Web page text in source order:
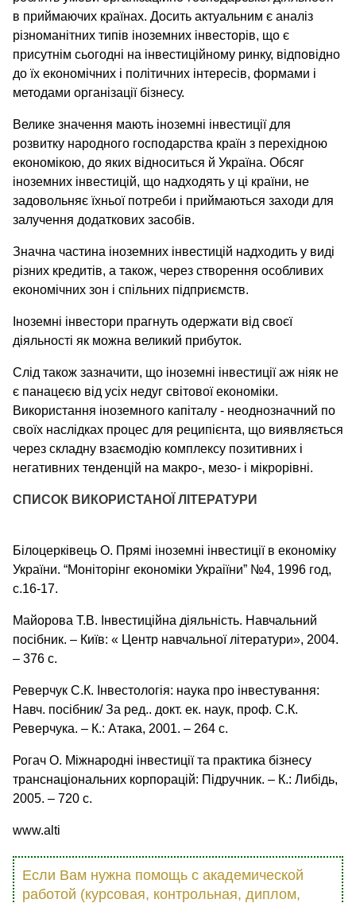
в приймаючих країнах. Досить актуальним є аналіз
різноманітних типів іноземних інвесторів, що є
присутнім сьогодні на інвестиційному ринку, відповідно
до їх економічних і політичних інтересів, формами і
методами організації бізнесу.
Велике значення мають іноземні інвестиції для
розвитку народного господарства країн з перехідною
економікою, до яких відноситься й Україна. Обсяг
іноземних інвестицій, що надходять у ці країни, не
задовольняє їхньої потреби і приймаються заходи для
залучення додаткових засобів.
Значна частина іноземних інвестицій надходить у виді
різних кредитів, а також, через створення особливих
економічних зон і спільних підприємств.
Іноземні інвестори прагнуть одержати від своєї
діяльності як можна великий прибуток.
Слід також зазначити, що іноземні інвестиції аж ніяк не
є панацеєю від усіх недуг світової економіки.
Використання іноземного капіталу - неоднозначний по
своїх наслідках процес для реципієнта, що виявляється
через складну взаємодію комплексу позитивних і
негативних тенденцій на макро-, мезо- і мікрорівні.
СПИСОК ВИКОРИСТАНОЇ ЛІТЕРАТУРИ
Білоцерківець О. Прямі іноземні інвестиції в економіку
України. “Моніторінг економіки Украіїни” №4, 1996 год,
с.16-17.
Майорова Т.В. Інвестиційна діяльність. Навчальний
посібник. – Київ: « Центр навчальної літератури», 2004.
– 376 с.
Реверчук С.К. Інвестологія: наука про інвестування:
Навч. посібник/ За ред.. докт. ек. наук, проф. С.К.
Реверчука. – К.: Атака, 2001. – 264 с.
Рогач О. Міжнародні інвестиції та практика бізнесу
транснаціональних корпорацій: Підручник. – К.: Либідь,
2005. – 720 с.
www.alti
Если Вам нужна помощь с академической
работой (курсовая, контрольная, диплом,